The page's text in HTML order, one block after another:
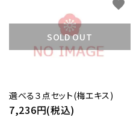
SOLD OUT
選べる３点セット(梅エキス)
7,236円(税込)
favorite